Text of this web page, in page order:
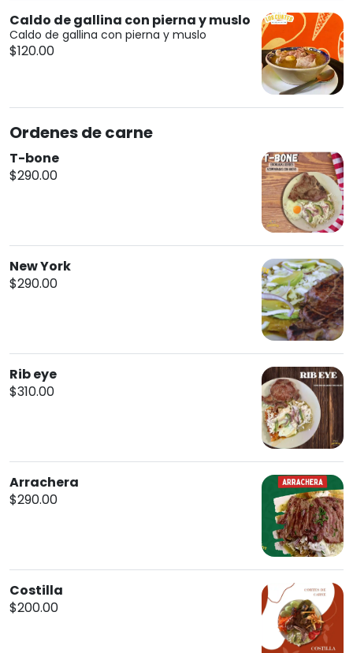
Caldo de gallina con pierna y muslo
Caldo de gallina con pierna y muslo
$120.00
Ordenes de carne
T-bone
$290.00
New York
$290.00
Rib eye
$310.00
Arrachera
$290.00
Costilla
$200.00